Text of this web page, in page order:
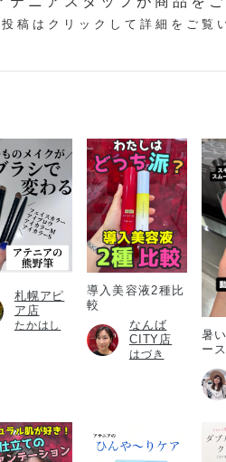
ル・クリーム 美容液
メイク
ズ 全商品
稿はクリックして詳細をご覧
札幌アピ
ア店
たかはし
導入美容液2種比
較
なんば
CITY店
はづき
暑
ー
ク